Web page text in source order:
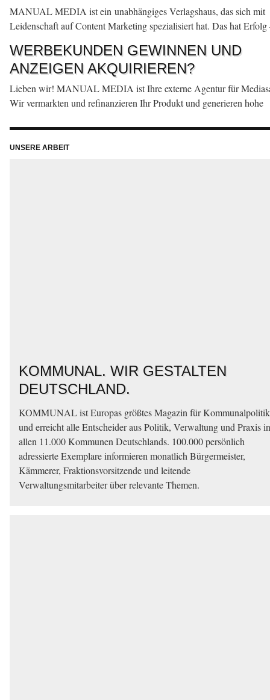
MANUAL MEDIA ist ein unabhängiges Verlagshaus, das sich mit
Leidenschaft auf Content Marketing spezialisiert hat. Das hat Erfolg
WERBEKUNDEN GEWINNEN UND
ANZEIGEN AKQUIRIEREN?
Lieben wir! MANUAL MEDIA ist Ihre externe Agentur für
Wir vermarkten und refinanzieren Ihr Produkt und generieren hohe
MONOTHEMATISCH, ZIELGENAU
BREITENWIRKSAM.
UNSERE ARBEIT
KOMMUNAL. WIR GESTALTEN
DEUTSCHLAND.
KOMMUNAL ist Europas größtes Magazin für Kommunalpolitik
und erreicht alle Entscheider aus Politik, Verwaltung und Praxis in
allen 11.000 Kommunen Deutschlands. 100.000 persönlich
adressierte Exemplare informieren monatlich Bürgermeister,
Kämmerer, Fraktionsvorsitzende und leitende
Verwaltungsmitarbeiter über relevante Themen.